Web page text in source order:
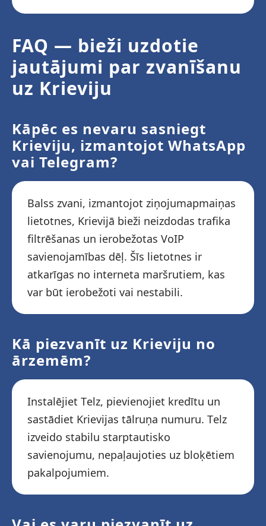
FAQ — bieži uzdotie
jautājumi par zvanīšanu
uz Krieviju
Kāpēc es nevaru sasniegt
Krieviju, izmantojot WhatsApp
vai Telegram?
Balss zvani, izmantojot ziņojumapmaiņas
lietotnes, Krievijā bieži neizdodas trafika
filtrēšanas un ierobežotas VoIP
savienojamības dēļ. Šīs lietotnes ir
atkarīgas no interneta maršrutiem, kas
var būt ierobežoti vai nestabili.
Kā piezvanīt uz Krieviju no
ārzemēm?
Instalējiet Telz, pievienojiet kredītu un
sastādiet Krievijas tālruņa numuru. Telz
izveido stabilu starptautisko
savienojumu, nepaļaujoties uz bloķētiem
pakalpojumiem.